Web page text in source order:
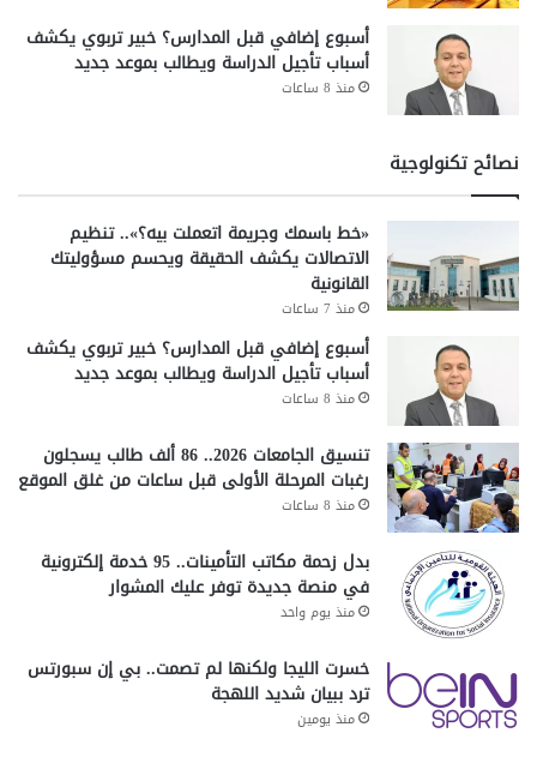
أسبوع إضافي قبل المدارس؟ خبير تربوي يكشف
أسباب تأجيل الدراسة ويطالب بموعد جديد
منذ 8 ساعات
نصائح تكنولوجية
«خط باسمك وجريمة اتعملت بيه؟».. تنظيم
الاتصالات يكشف الحقيقة ويحسم مسؤوليتك
القانونية
منذ 7 ساعات
أسبوع إضافي قبل المدارس؟ خبير تربوي يكشف
أسباب تأجيل الدراسة ويطالب بموعد جديد
منذ 8 ساعات
تنسيق الجامعات 2026.. 86 ألف طالب يسجلون
رغبات المرحلة الأولى قبل ساعات من غلق الموقع
منذ 8 ساعات
بدل زحمة مكاتب التأمينات.. 95 خدمة إلكترونية
في منصة جديدة توفر عليك المشوار
منذ يوم واحد
خسرت الليجا ولكنها لم تصمت.. بي إن سبورتس
ترد ببيان شديد اللهجة
منذ يومين